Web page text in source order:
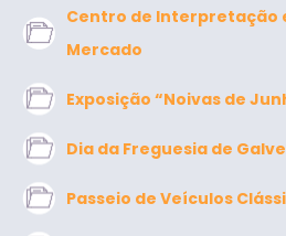
Centro de Interpretação
Mercado
Exposição “Noivas de
Dia da Freguesia de
Passeio de Veículos